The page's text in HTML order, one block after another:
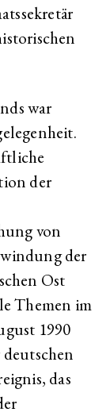
war
der
von
der
Ost
Themen im
1990
das